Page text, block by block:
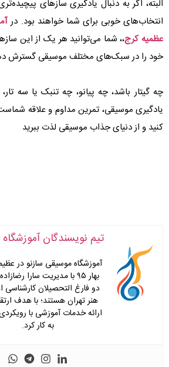
البته، اگر به دنبال یادگیری سازهای
انتخاب‌های خوبی برای شما خواهند بود. در
عظمیه کرج،، شما می‌توانید هر یک از این
خود را در سبک‌های مختلف موسیقی گسترش
چه گیتار باشد، چه پیانو، چه تنبک یا سه
یادگیری موسیقی، تمرین مداوم و علاقه
کنید و از دنیای جذاب موسیقی لذت ببرید
تیم نویسندگان آموزشگاه
آموزشگاه موسیقی سازنو در
بهار ۹۵ با مدیریت سارا
دو فارغ التحصیلان کارشناسی
هنر تهران هستند؛ با هدف
ارائه خدمات آموزشی با
به کار کرد.